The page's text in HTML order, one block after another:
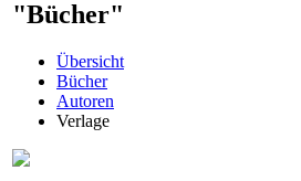
"Bücher"
Übersicht
Bücher
Autoren
Verlage